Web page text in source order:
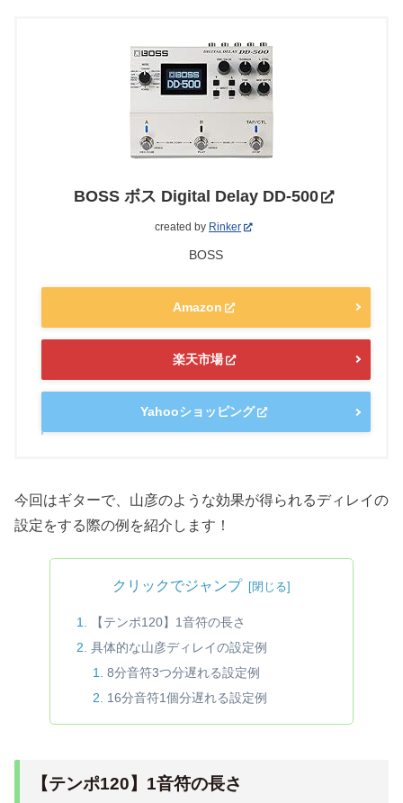
BOSS ボス Digital Delay DD-500
created by Rinker
BOSS
Amazon
楽天市場
Yahooショッピング
今回はギターで、山彦のような効果が得られるディレイの
設定をする際の例を紹介します！
クリックでジャンプ
【テンポ120】1音符の長さ
具体的な山彦ディレイの設定例
8分音符3つ分遅れる設定例
16分音符1個分遅れる設定例
【テンポ120】1音符の長さ